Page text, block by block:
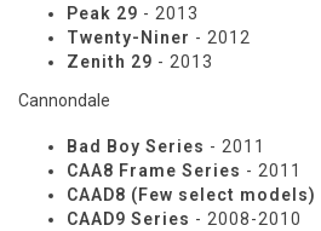
Peak 29 - 2013
Twenty-Niner - 2012
Zenith 29 - 2013
Cannondale
Bad Boy Series - 2011
CAA8 Frame Series - 2011
CAAD8 (Few select models)
CAAD9 Series - 2008-2010